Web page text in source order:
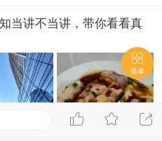
当讲不当讲，带你看看真

菜单


